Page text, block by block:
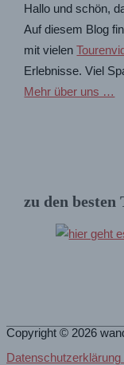
Hallo und schön,
Auf diesem Blog
mit vielen
Erlebnisse. Viel
Mehr über uns …
zu den besten
Copyright © 2026